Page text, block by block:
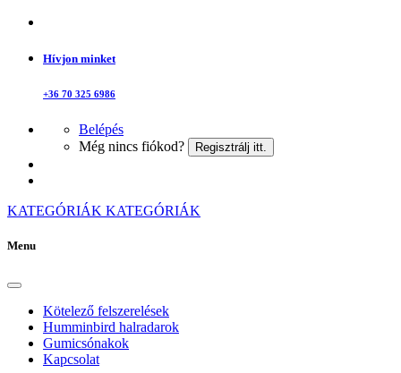
Hívjon minket
+36 70 325 6986
Belépés
Még nincs fiókod?
Regisztrálj itt.
KATEGÓRIÁK KATEGÓRIÁK
Menu
Kötelező felszerelések
Humminbird halradarok
Gumicsónakok
Kapcsolat